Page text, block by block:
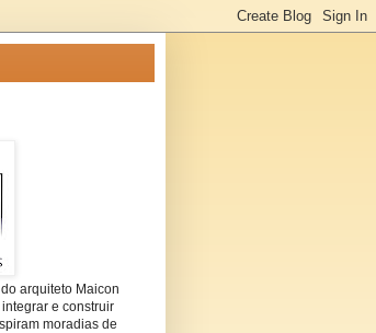
arquiteto Maicon
e construir
moradias de